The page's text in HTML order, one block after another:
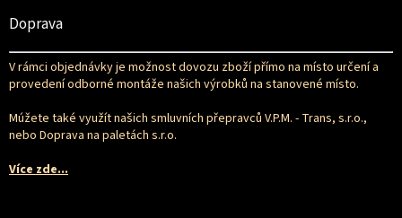
Doprava
V rámci objednávky je možnost dovozu zboží přímo na místo určení a
provedení odborné montáže našich výrobků na stanovené místo.
Múžete také využít našich smluvních přepravců V.P.M. - Trans, s.r.o.,
nebo Doprava na paletách s.r.o.
Více zde...